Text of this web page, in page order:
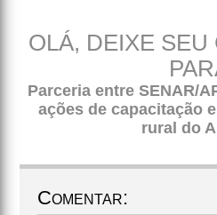
OLÁ, DEIXE
Parceria entre SENAR/
ações de capacitação
rural do
Comentar: